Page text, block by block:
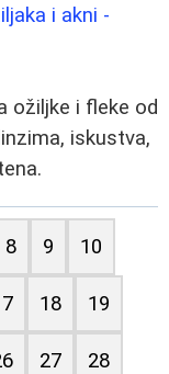
i akni -
ožiljke i fleke od
iskustva,
8 9 10
18 19
27 28